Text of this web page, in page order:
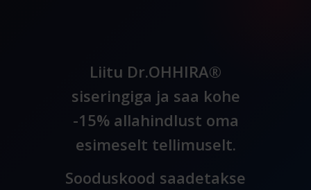
Liitu Dr.OHHIRA®
siseringiga ja saa kohe
-15% allahindlust oma
esimeselt tellimuselt.
Sooduskood saadetakse